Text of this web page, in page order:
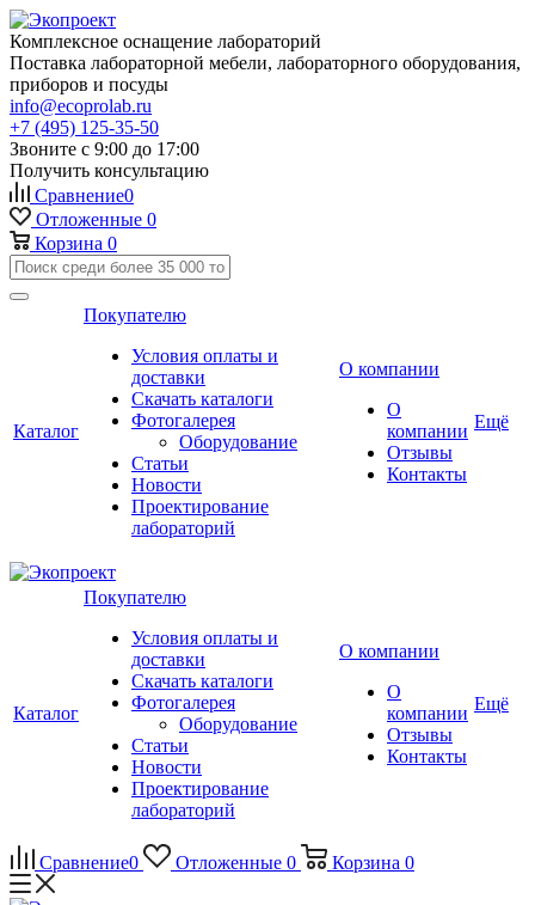
Комплексное оснащение лабораторий
Поставка лабораторной мебели, лабораторного оборудования,
приборов и посуды
info@ecoprolab.ru
+7 (495) 125-35-50
Звоните с 9:00 до 17:00
Получить консультацию
Сравнение0
Отложенные 0
Корзина 0
Каталог
Покупателю
Условия оплаты и
доставки
Скачать каталоги
Фотогалерея
Оборудование
Статьи
Новости
Проектирование
лабораторий
О компании
О
компании
Отзывы
Контакты
Ещё
Каталог
Покупателю
Условия оплаты и
доставки
Скачать каталоги
Фотогалерея
Оборудование
Статьи
Новости
Проектирование
лабораторий
О компании
О
компании
Отзывы
Контакты
Ещё
Сравнение0 Отложенные 0 Корзина 0